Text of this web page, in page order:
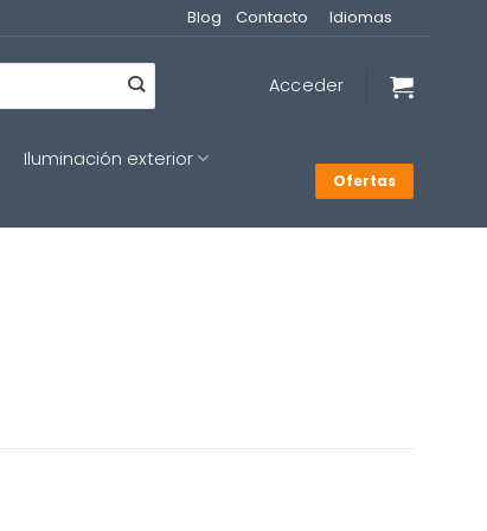
Blog Contacto Idiomas
Acceder
Iluminación exterior
Ofertas